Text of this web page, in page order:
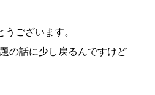
ございます。
の話に少し戻るんですけど